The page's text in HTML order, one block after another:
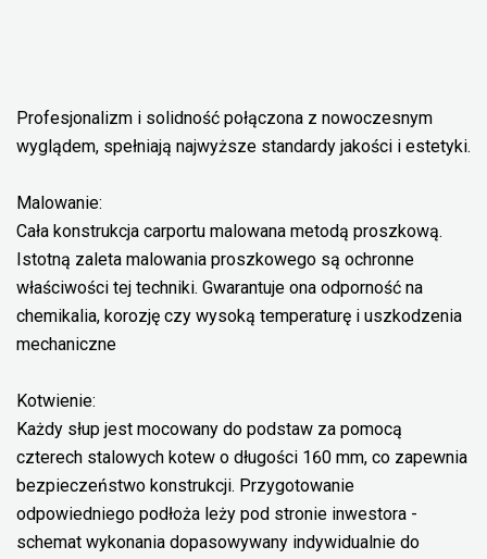
Profesjonalizm i solidność połączona z nowoczesnym
wyglądem, spełniają najwyższe standardy jakości i estetyki.
Malowanie:
Cała konstrukcja carportu malowana metodą proszkową.
Istotną zaleta malowania proszkowego są ochronne
właściwości tej techniki. Gwarantuje ona odporność na
chemikalia, korozję czy wysoką temperaturę i uszkodzenia
mechaniczne
Kotwienie:
Każdy słup jest mocowany do podstaw za pomocą
czterech stalowych kotew o długości 160 mm, co zapewnia
bezpieczeństwo konstrukcji. Przygotowanie
odpowiedniego podłoża leży pod stronie inwestora -
schemat wykonania dopasowywany indywidualnie do